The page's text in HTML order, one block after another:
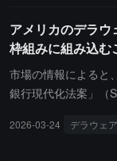
アメリカのデラ
枠組みに組み込む
市場の情報によると
銀行現代化法案」（
のためのライセンス
2026-03-24 デラウェ